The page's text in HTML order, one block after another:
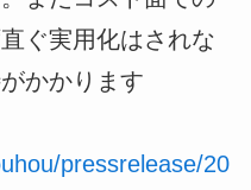
ぐ実用化はされな
かかります
pressrelease/20